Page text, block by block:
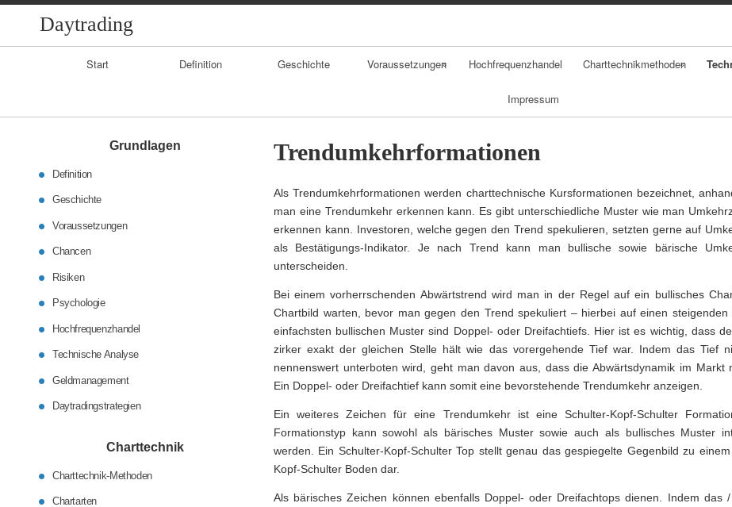
Daytrading
Start Definition Geschichte Voraussetzungen
Geldmanagement
Daytradingstrategi
Hochfrequenzhandel Charttechnikmethoden
Balkenchart
Gaps
SKS
Impressum
Trendumkehrformationen
Als Trendumkehrformationen werden charttechnische Kursformationen bezeichnet,
man eine Trendumkehr erkennen kann. Es gibt unterschiedliche Muster wie man
erkennen kann. Investoren, welche gegen den Trend spekulieren, setzten gerne auf
als Bestätigungs-Indikator. Je nach Trend kann man bullische sowie bärische
unterscheiden.
Bei einem vorherrschenden Abwärtstrend wird man in der Regel auf ein bullisches
Chartbild warten, bevor man gegen den Trend spekuliert – hierbei auf einen steigenden
einfachsten bullischen Muster sind Doppel- oder Dreifachtiefs. Hier ist es wichtig, dass
zirker exakt der gleichen Stelle hält wie das vorergehende Tief war. Indem das Tief
nennenswert unterboten wird, geht man davon aus, dass die Abwärtsdynamik im Markt
Ein Doppel- oder Dreifachtief kann somit eine bevorstehende Trendumkehr anzeigen.
Ein weiteres Zeichen für eine Trendumkehr ist eine Schulter-Kopf-Schulter
Formationstyp kann sowohl als bärisches Muster sowie auch als bullisches Muster
werden. Ein Schulter-Kopf-Schulter Top stellt genau das gespiegelte Gegenbild zu
Kopf-Schulter Boden dar.
Als bärisches Zeichen können ebenfalls Doppel- oder Dreifachtops dienen. Indem das
Grundlagen
Definition
Geschichte
Voraussetzungen
Chancen
Risiken
Psychologie
Hochfrequenzhandel
Technische Analyse
Geldmanagement
Daytradingstrategien
Charttechnik
Charttechnik-Methoden
Chartarten